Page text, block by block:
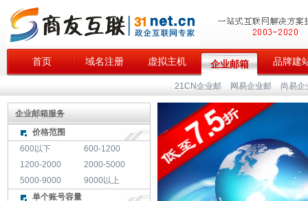
首页 域名注册 虚拟主机 企业邮箱 品牌建
21CN企业邮 网易企业邮 尚易企
企业邮箱服务
价格范围
600以下
600-1200
1200-2000
2000-5000
5000-9000
9000以上
单个账号容量